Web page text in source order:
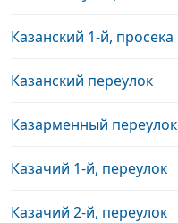
Казанский 1-й, просека
Казанский переулок
Казарменный переулок
Казачий 1-й, переулок
Казачий 2-й, переулок